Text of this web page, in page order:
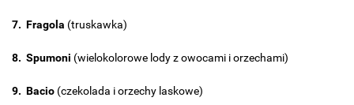
Fragola (truskawka)
Spumoni (wielokolorowe lody z owocami i orzechami)
Bacio (czekolada i orzechy laskowe)